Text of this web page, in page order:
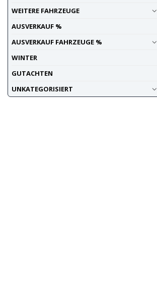
WEITERE FAHRZEUGE
AUSVERKAUF %
AUSVERKAUF FAHRZEUGE %
WINTER
GUTACHTEN
UNKATEGORISIERT